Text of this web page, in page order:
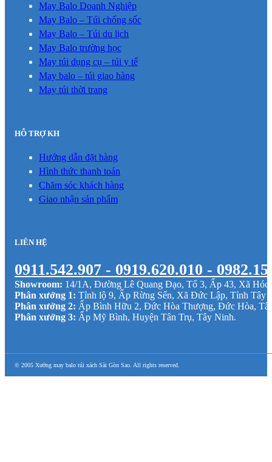
May Balo Doanh Nghiệp
May Balo – Túi chống sốc
May Balo – Túi du lịch
May Balo trường học
May túi dụng cụ – túi y tế
May balo – túi giao hàng
May túi thời trang
HỖ TRỢ KH
Hướng dẫn đặt hàng
Hình thức thanh toán
Chăm sóc khách hàng
Giao nhận sản phẩm
LIÊN HỆ
0911.542.907 - 0919.620.010 -
Showroom: 14/1A, Đường Lê Quang Đạo, Tổ 3, Ấp 43, Xã Hóc
Phân xưởng 1: Tỉnh lộ 9, Ấp Rừng Sến, Xã Đức Lập, Tỉnh Tây
Phân xưởng 2: Ấp Bình Hữu 2, Đức Hòa Thượng, Đức Hòa,
Phân xưởng 3: Ấp Mỹ Bình, Huyện Tân Trụ, Tây Ninh.
© 2005 Xưởng may balo túi xách Sài Gòn Sao. All rights reserved.